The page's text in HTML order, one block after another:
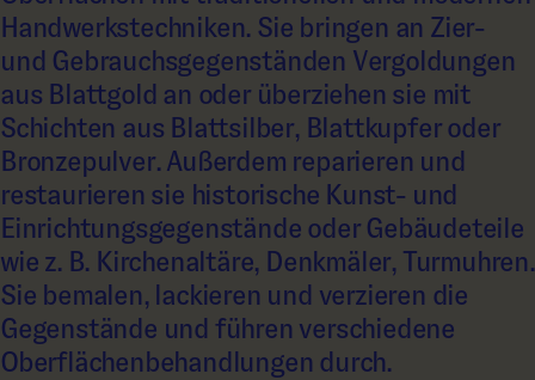
Handwerkstechniken. Sie bringen an Zier-
und Gebrauchsgegenständen Vergoldungen
aus Blattgold an oder überziehen sie mit
Schichten aus Blattsilber, Blattkupfer oder
Bronzepulver. Außerdem reparieren und
restaurieren sie historische Kunst- und
Einrichtungsgegenstände oder Gebäudeteile
wie z. B. Kirchenaltäre, Denkmäler, Turmuhren.
Sie bemalen, lackieren und verzieren die
Gegenstände und führen verschiedene
Oberflächenbehandlungen durch.